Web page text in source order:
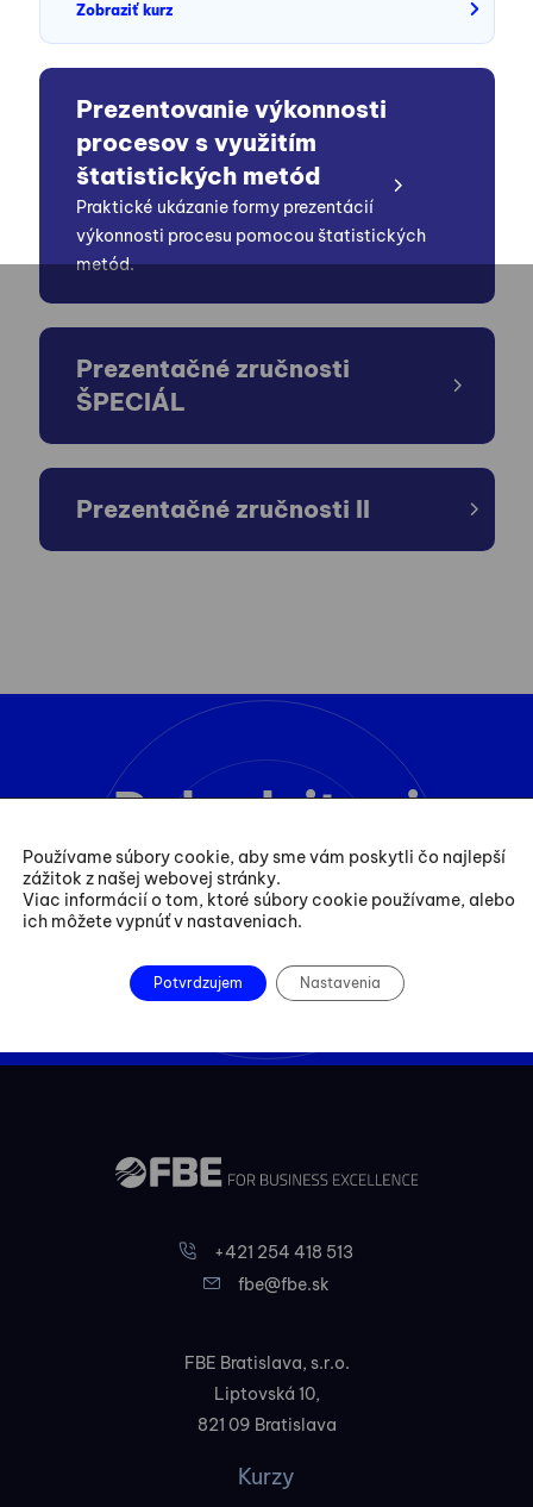
Zobraziť kurz
Prezentovanie výkonnosti
procesov s využitím
štatistických metód
Praktické ukázanie formy prezentácií
výkonnosti procesu pomocou štatistických
metód.
Prezentačné zručnosti
ŠPECIÁL
Prezentačné zručnosti II
Dohodnite si
konzultáciu
+421 254 418 513
fbe@fbe.sk
FBE Bratislava, s.r.o.
Liptovská 10,
821 09 Bratislava
Kurzy
Používame súbory cookie, aby sme vám poskytli čo najlepší
zážitok z našej webovej stránky.
Viac informácií o tom, ktoré súbory cookie používame, alebo
ich môžete vypnúť v nastaveniach.
Potvrdzujem Nastavenia